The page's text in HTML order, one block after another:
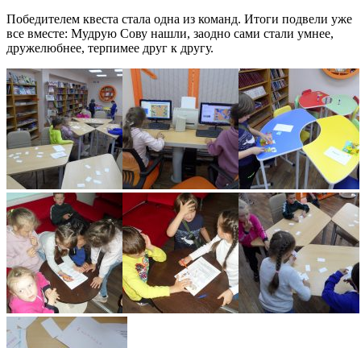
Победителем квеста стала одна из команд. Итоги подвели уже
все вместе: Мудрую Сову нашли, заодно сами стали умнее,
дружелюбнее, терпимее друг к другу.